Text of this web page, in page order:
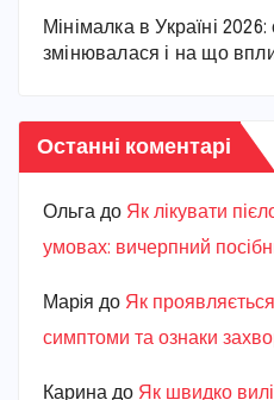
Мінімалка в Україні
змінювалася і на що
Останні коментарі
Ольга до Як лікувати
умовах: вичерпний
Марiя до Як
симптоми та ознаки
Карина до Як швидко